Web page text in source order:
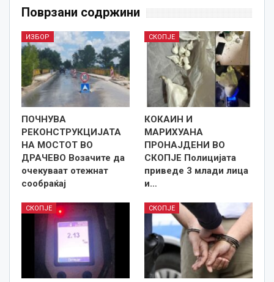
Поврзани содржини
ИЗБОР
ПОЧНУВА
РЕКОНСТРУКЦИЈАТА
НА МОСТОТ ВО
ДРАЧЕВО Возачите да
очекуваат отежнат
сообраќај
СКОПЈЕ
КОКАИН И
МАРИХУАНА
ПРОНАЈДЕНИ ВО
СКОПЈЕ Полицијата
приведе 3 млади лица
и…
СКОПЈЕ СКОПЈЕ